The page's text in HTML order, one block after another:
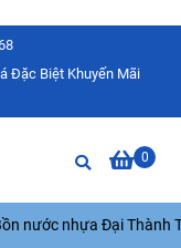
Đặc Biệt Khuyến Mãi
0
nước nhựa Đại Thành